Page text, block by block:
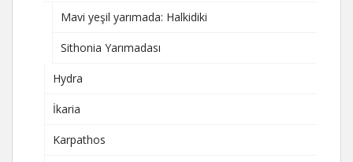
Mavi yeşil yarımada: Halkidiki
Sithonia Yarımadası
Hydra
İkaria
Karpathos